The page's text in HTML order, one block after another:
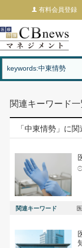
有料会員登録
関連キーワード一
「中東情勢」に
関連キーワード